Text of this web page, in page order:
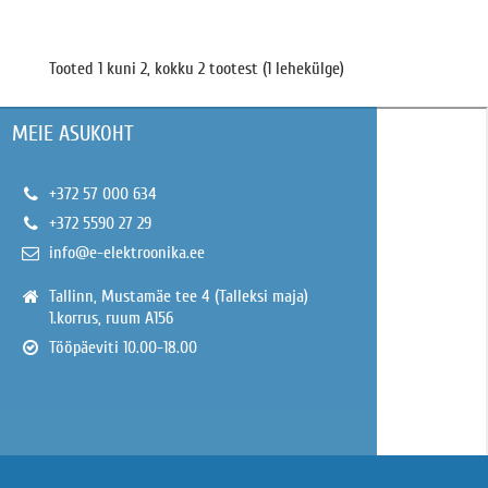
Tooted 1 kuni 2, kokku 2 tootest (1 lehekülge)
MEIE ASUKOHT
+372 57 000 634
+372 5590 27 29
info@e-elektroonika.ee
Tallinn, Mustamäe tee 4 (Talleksi maja)
1.korrus, ruum A156
Tööpäeviti 10.00-18.00